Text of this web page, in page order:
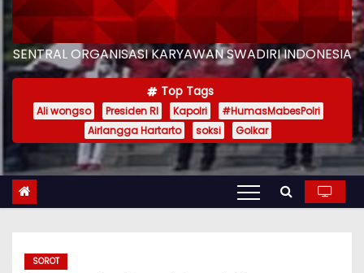
SENTRAL ORGANISASI KARYAWAN SWADIRI INDONESIA
Top Tags
Ali wongso Presiden RI Kapolri
#HumasMabesPolri
Airlangga Hartarto
soksi Golkar
SOROT